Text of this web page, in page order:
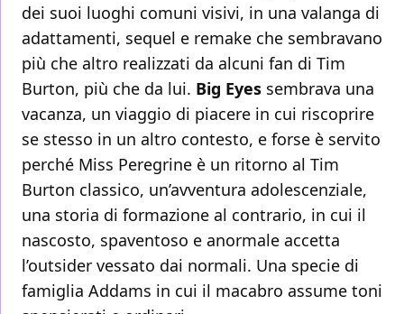
dei suoi luoghi comuni visivi, in una valanga di
adattamenti, sequel e remake che sembravano
più che altro realizzati da alcuni fan di Tim
Burton, più che da lui. Big Eyes sembrava una
vacanza, un viaggio di piacere in cui riscoprire
se stesso in un altro contesto, e forse è servito
perché Miss Peregrine è un ritorno al Tim
Burton classico, un’avventura adolescenziale,
una storia di formazione al contrario, in cui il
nascosto, spaventoso e anormale accetta
l’outsider vessato dai normali. Una specie di
famiglia Addams in cui il macabro assume toni